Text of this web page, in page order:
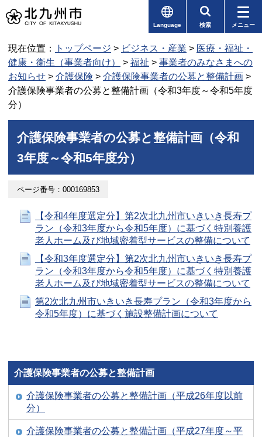
Language 検索 メニュー
現在位置： トップページ > ビジネス・産業 > 医療・福祉・
健康・衛生（事業者向け）
> 福祉 > 事業者のみなさまへの
お知らせ > 介護保険 > 介護保険事業者の公募と整備計画 >
介護保険事業者の公募と整備計画（令和3年度～令和5年度
分）
介護保険事業者の公募と整備計画（令和
3年度～令和5年度分）
ページ番号：000169853
【令和4年度選定分】第2次北九州市いきいき長寿プ
ラン（令和3年度から令和5年度）に基づく特別養護
老人ホーム及び地域密着型サービスの整備について
【令和3年度選定分】第2次北九州市いきいき長寿プ
ラン（令和3年度から令和5年度）に基づく特別養護
老人ホーム及び地域密着型サービスの整備について
第2次北九州市いきいき長寿プラン（令和3年度から
令和5年度）に基づく施設整備計画について
介護保険事業者の公募と整備計画
介護保険事業者の公募と整備計画（平成26年度以前
分）
介護保険事業者の公募と整備計画（平成27年度～平